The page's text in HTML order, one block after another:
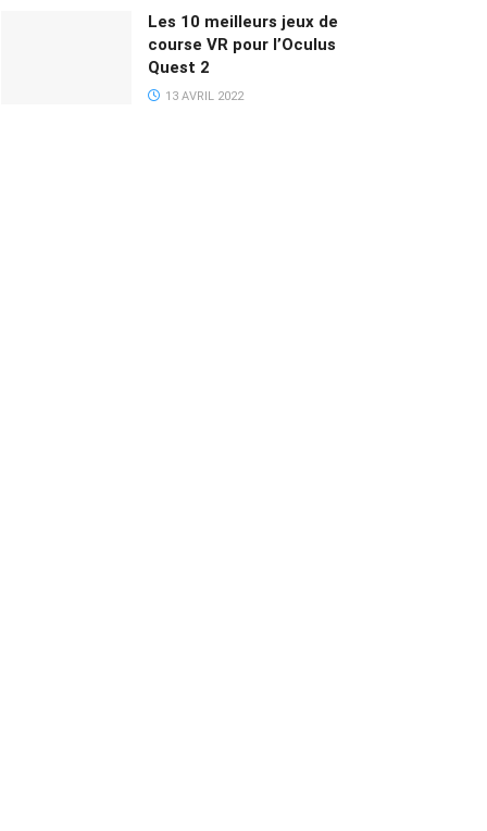
Les 10 meilleurs jeux de
course VR pour l’Oculus
Quest 2
13 AVRIL 2022